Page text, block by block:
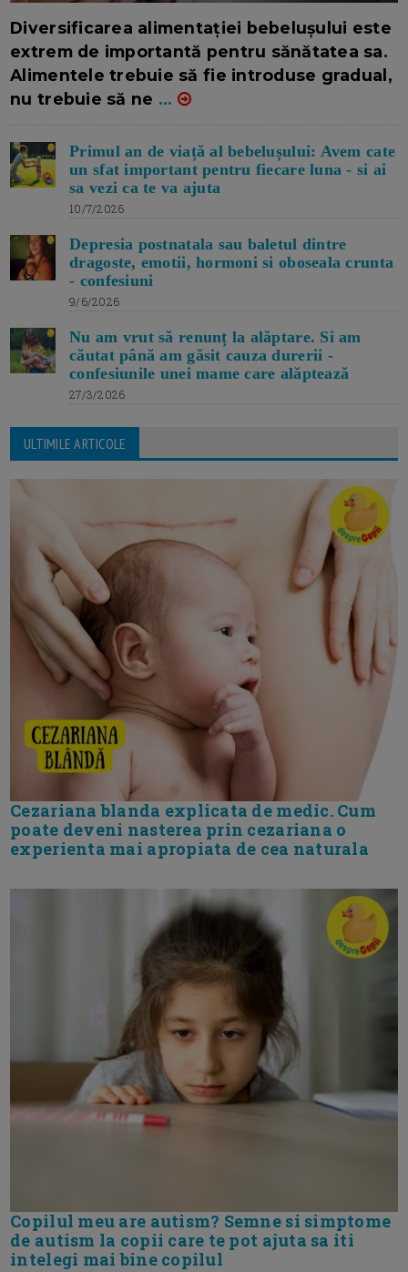
Diversificarea alimentației bebelușului este
extrem de importantă pentru sănătatea sa.
Alimentele trebuie să fie introduse gradual,
nu trebuie să ne ...
Primul an de viață al bebelușului: Avem cate
un sfat important pentru fiecare luna - si ai
sa vezi ca te va ajuta
10/7/2026
Depresia postnatala sau baletul dintre
dragoste, emotii, hormoni si oboseala crunta
- confesiuni
9/6/2026
Nu am vrut să renunț la alăptare. Si am
căutat până am găsit cauza durerii -
confesiunile unei mame care alăptează
27/3/2026
ULTIMILE ARTICOLE
Cezariana blanda explicata de medic. Cum
poate deveni nasterea prin cezariana o
experienta mai apropiata de cea naturala
Copilul meu are autism? Semne si simptome
de autism la copii care te pot ajuta sa iti
intelegi mai bine copilul